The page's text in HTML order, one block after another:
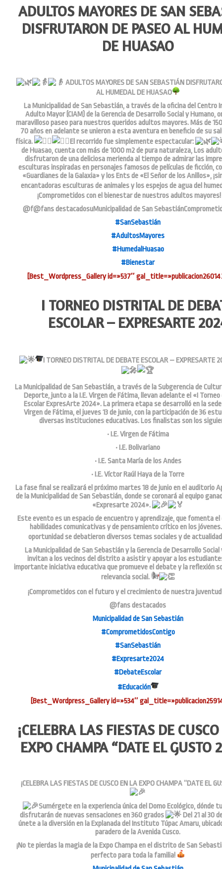
ADULTOS MAYORES DE SAN
DISFRUTARON DE PASEO AL
DE HUASAO
ADULTOS MAYORES DE SAN SEBASTIÁN
AL HUMEDAL DE HUASAO
La Municipalidad de San Sebastián, a través de la oficina del Centro
Adulto Mayor (CIAM) de la Gerencia de Desarrollo Social y Humano,
maravilloso paseo para nuestros queridos adultos mayores. Más de
70 años en adelante se unieron a esta aventura en beneficio de su
física.
El recorrido fue simplemente espectacular:
de Huasao, cuenta con más de 1000 m2 de pura naturaleza, Los
disfrutaron de una deliciosa merienda al tiempo de admirar las
esculturas inspiradas en personajes famosos de películas de ficción,
«Guardianes de la Galaxia» y los Ents de «El Señor de los Anillos»,
encantadoras esculturas de animales y los espejos de agua del
¡Comprometidos con el bienestar de nuestros adultos mayores!
@f@fans destacadosuMunicipalidad de San Sebastián
#SanSebastián
#AdultosMayores
#HumedalHuasao
#Bienestar
[Best_Wordpress_Gallery id=»537″
I TORNEO DISTRITAL DE
ESCOLAR – EXPRESARTE
I TORNEO DISTRITAL DE DEBATE ESCOLAR – EXPRESARTE
La Municipalidad de San Sebastián, a través de la Subgerencia de
Deporte, junto a la I.E. Virgen de Fátima, llevan adelante el «I
Escolar ExpresArte 2024». La primera etapa se desarrolló en la
Virgen de Fátima, el jueves 13 de junio, con la participación de 36
diversas instituciones educativas. Los finalistas son los
• I.E. Virgen de Fátima
• I.E. Bolivariano
• I.E. Santa María de los Andes
• I.E. Víctor Raúl Haya de la Torre
La fase final se realizará el próximo martes 18 de junio en el auditorio
de la Municipalidad de San Sebastián, donde se coronará al equipo
«Expresarte 2024».
Este evento es un espacio de encuentro y aprendizaje, que fomenta el
habilidades comunicativas y de pensamiento crítico en los
oportunidad se debatieron diversos temas sociales y de
La Municipalidad de San Sebastián y la Gerencia de Desarrollo Social
invitan a los vecinos del distrito a asistir y apoyar a los
importante iniciativa educativa que promueve el debate y la reflexión
relevancia social.
¡Comprometidos con el futuro y el crecimiento de nuestra
@fans destacados
Municipalidad de San Sebastián
#ComprometidosContigo
#SanSebastián
#Expresarte2024
#DebateEscolar
#Educación
[Best_Wordpress_Gallery id=»534″
¡CELEBRA LAS FIESTAS DE
EXPO CHAMPA “DATE EL GUSTO
¡CELEBRA LAS FIESTAS DE CUSCO EN LA EXPO CHAMPA “DATE EL
Sumérgete en la experiencia única del Domo Ecológico, dónde
disfrutarán de nuevas sensaciones en 360 grados
Del 21 al 30
únete a la diversión en la Explanada del Instituto Túpac Amaru,
paradero de la Avenida Cusco.
¡No te pierdas la magia de la Expo Champa en el distrito de San
perfecto para toda la familia!